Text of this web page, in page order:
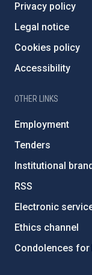
Privacy policy
Legal notice
Cookies policy
Accessibility
OTHER LINKS
Employment
Tenders
Institutional
RSS
Electronic
Ethics channel
Condolences for